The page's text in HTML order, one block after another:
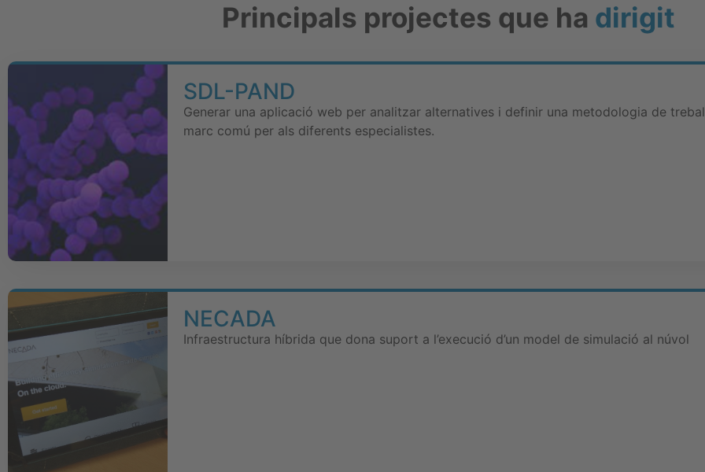
Principals projectes que ha dirigit
SDL-PAND
Generar una aplicació web per analitzar alternatives i definir una metodologia de
marc comú per als diferents especialistes.
NECADA
Infraestructura híbrida que dona suport a l’execució d’un model de simulació al núvol